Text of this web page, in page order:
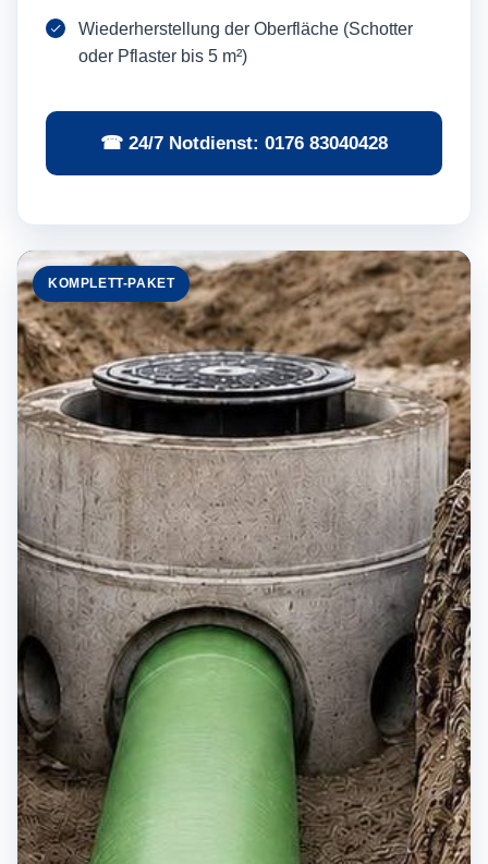
Wiederherstellung der Oberfläche (Schotter
oder Pflaster bis 5 m²)
☎ 24/7 Notdienst: 0176 83040428
KOMPLETT-PAKET